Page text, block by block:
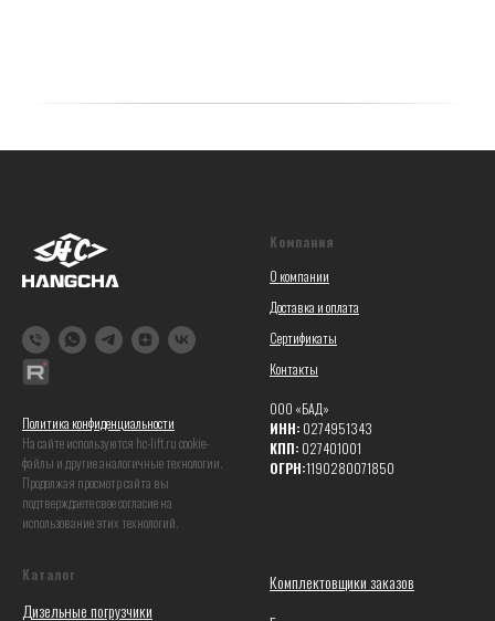
Политика конфиденциальности
На сайте используются hc-lift.ru coоkie-
файлы и другие аналогичные технологии.
Продолжая просмотр сайта вы
подтверждаете свое согласие на
использование этих технологий.
Компания
О компании
Доставка и оплата
Сертификаты
Контакты
ООО «БАД»
ИНН: 0274951343
КПП: 027401001
ОГРН:1190280071850
Каталог
Дизельные погрузчики
Комплектовщики заказов